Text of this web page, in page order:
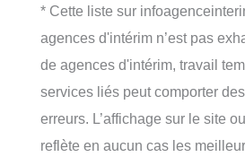
* Cette liste sur
agences d'intérim n’est pas
de agences d'intérim, travail
services liés peut comporter
erreurs. L’affichage sur le site
reflète en aucun cas les